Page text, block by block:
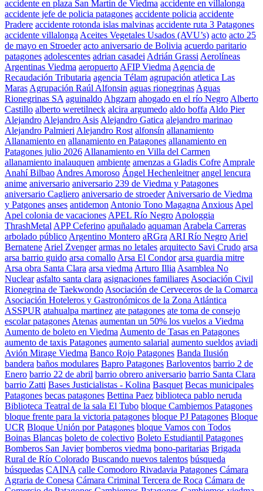
accidente en plaza San Martin de Viedma accidente en villalonga
accidente jefe de policia patagones accidente policia accidente
Pradere accidente rotonda islas malvinas accidente ruta 3 Patagones
accidente villalonga Aceites Vegetales Usados (AVU’s) acto acto 25
de mayo en Stroeder acto aniversario de Bolivia acuerdo paritario
patagones adolescentes adrian casadei Adrián Grassi Aerolíneas
Argentinas Viedma aeropuerto AFIP Viedma Agencia de
Recaudación Tributaria agencia Télam agrupación atletica Las
Maras Agrupación Raúl Alfonsin aguas rionegrinas Aguas
Rionegrinas SA aguinaldo Ahgzarn ahogado en el río Negro Alberto
Castillo alberto weretilneck alcira argumedo aldo boffa Aldo Pier
Alejandro Alejandro Asis Alejandro Gatica alejandro marinao
Alejandro Palmieri Alejandro Rost alfonsín allanamiento
Allanamiento en allanamiento en Patagones allanamiento en
Patagones julio 2026 Allanamiento en Villa del Carmen
allanamiento inalauquen ambiente amenzas a Gladis Cofre Amprale
Anahí Bilbao Andres Amoroso Ángel Hechenleitner angel lencura
anime aniversario aniversario 239 de Viedma y Patagones
aniversario Cagliero aniversario de stroeder Aniversario de Viedma
y Patgones anses antidemon Antonio Tono Magagna Anxious Apel
Apel colonia de vacaciones APEL Río Negro Apologgia
ThrashMetal APP Ceferino apuñalado aquaman Arabela Carreras
arbolado público Argentino Montero aRGra ARI Río Negro Ariel
Bernatene Ariel Zvenger armas no letales arquitecto Savi Crudo arsa
arsa barrio guido arsa comallo Arsa El Condor arsa guardia mitre
Arsa obra Santa Clara arsa viedma Arturo Illia Asamblea No
Nuclear asfalto santa clara asignaciones familiares Asociación Civil
Rionegrina de Taekwondo Asociación de Cerveceros de la Comarca
Asociación Hoteleros y Gastronómicos de la Zona Atlántica
ASSPUR atahualpa martinez ate patagones ate toma de consejo
escolar patagones Atenas aumentan un 50% los vuelos a Viedma
Aumento de boleto en Viedma Aumento de Tasas en Patagones
aumento de taxis Patagones aumento salarial aumento sueldos aviadi
Avión Mirage Viedma Banco Rojo Patagones Banda Ilusión
bandera baños modulares Bapro Patagones Barloventos barrio 2 de
Enero barrio 22 de abril barrio obrero aniversario barrio Santa Clara
barrio Zatti Bases Justicialistas - Kolina Basquet Becas municipales
Patagones becas patagones Bettina Paez biblioteca pablo neruda
Biblioteca Teatral de la sala El Tubo bloque Cambiemos Patagones
bloque frente para la victoria patagones bloque PJ Patagones Bloque
UCR Bloque Unión por Patagones bloque Vamos con Todos
Boinas Blancas boleto de colectivo Boleto Estudiantil Patagones
Bomberos San Javier bomberos viedma bono-paritarias Brigada
Rural de Río Colorado Buscando nuevos talentos búsqueda
búsquedas CAINA calle Comodoro Rivadavia Patagones Cámara
Agraria de Conesa Cámara Criminal Tercera de Roca Cámara de